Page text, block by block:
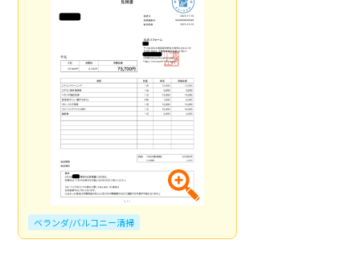
ベランダ/バルコニー清掃